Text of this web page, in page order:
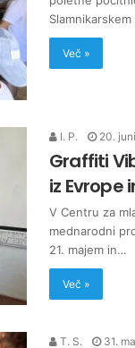
Več »
I. P. 20.
Graffiti
iz Evrope
V Centru za
mednarodni
21. majem in…
Več »
T. S. 31.